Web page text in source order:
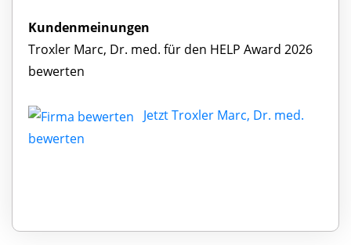
Kundenmeinungen
Troxler Marc, Dr. med. für den HELP Award 2026
bewerten
Jetzt Troxler Marc, Dr. med.
bewerten